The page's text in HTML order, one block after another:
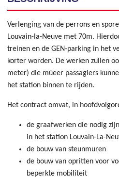
Verlenging van de perrons en
Louvain-la-Neuve met 70m.
treinen en de GEN-parking in het
korter worden. De werken zullen
meter) die mùeer passagiers
het station binnen te rijden.
Het contract omvat, in
de graafwerken die nodig
in het station Louvain-La-
de bouw van steunmuren
de bouw van opritten voor
beperkte mobiliteit